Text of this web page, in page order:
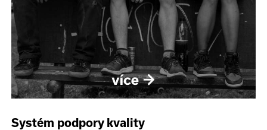
Systém podpory kvality